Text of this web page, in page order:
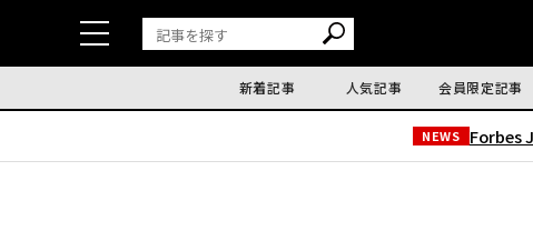
新着記事 人気記事 会員限定記事
NEWS Forbes